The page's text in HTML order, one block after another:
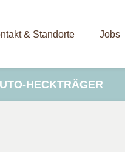
& Standorte Jobs
HECKTRÄGER